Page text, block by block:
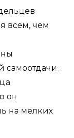
всем, чем
самоотдачи.
он
на мелких